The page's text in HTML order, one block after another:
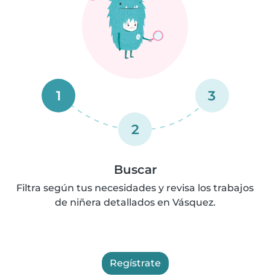
1
2
3
Buscar
Filtra según tus necesidades y revisa los trabajos
de niñera detallados en Vásquez.
Regístrate